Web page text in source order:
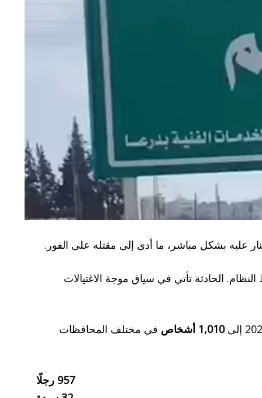
عليه بشكل مباشر، ما أدى إلى مقتله على الفور.
الحادثة تأتي في سياق موجة الاغتيالات
1,010 أشخاص في مختلف المحافظات
957 رجلًا